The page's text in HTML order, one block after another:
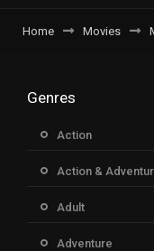
Home Movies
Genres
Action
Action &
Adult
Adventure